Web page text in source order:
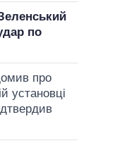
по
про
установці